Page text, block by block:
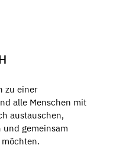
zu einer
alle Menschen mit
austauschen,
gemeinsam